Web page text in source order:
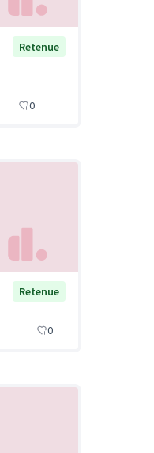
Retenue
0
Retenue
0